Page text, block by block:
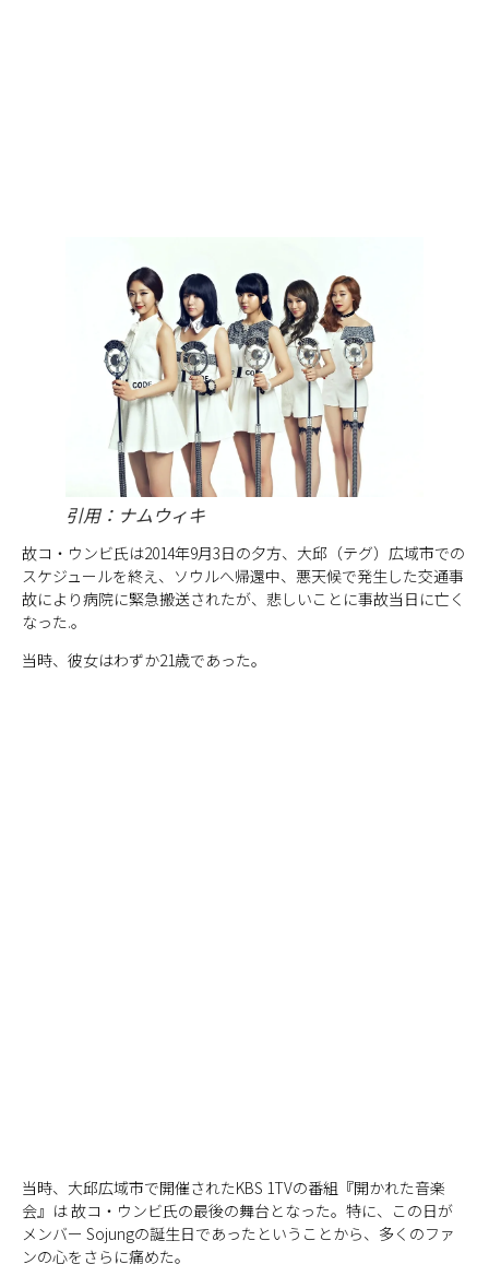
引用：ナムウィキ
故コ・ウンビ氏は2014年9月3日の夕方、大邱（テグ）広域市での
スケジュールを終え、ソウルへ帰還中、悪天候で発生した交通事
故により病院に緊急搬送されたが、悲しいことに事故当日に亡く
なった.。
当時、彼女はわずか21歳であった。
当時、大邱広域市で開催されたKBS 1TVの番組『開かれた音楽
会』は 故コ・ウンビ氏の最後の舞台となった。特に、この日が
メンバー Sojungの誕生日であったということから、多くのファ
ンの心をさらに痛めた。